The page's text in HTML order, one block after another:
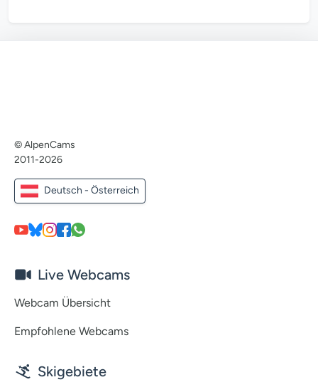
© AlpenCams
2011-2026
Deutsch - Österreich
Live Webcams
Webcam Übersicht
Empfohlene Webcams
Skigebiete